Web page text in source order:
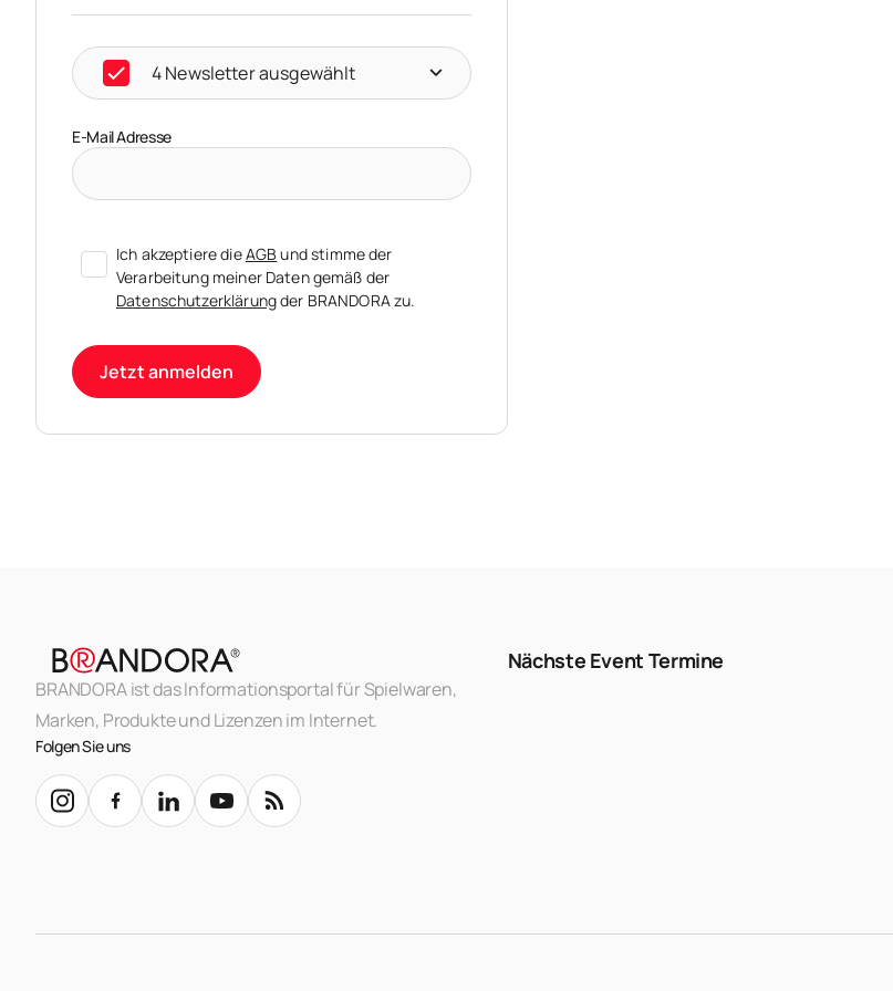
4 Newsletter ausgewählt
E-Mail Adresse
Ich akzeptiere dieAGBund stimme der
Verarbeitung meiner Daten gemäß der
Datenschutzerklärungder BRANDORA zu.
Jetzt anmelden
BRANDORA ist das Informationsportal für Spielwaren,
Marken, Produkte und Lizenzen im Internet.
Folgen Sie uns
Nächste Event Termine